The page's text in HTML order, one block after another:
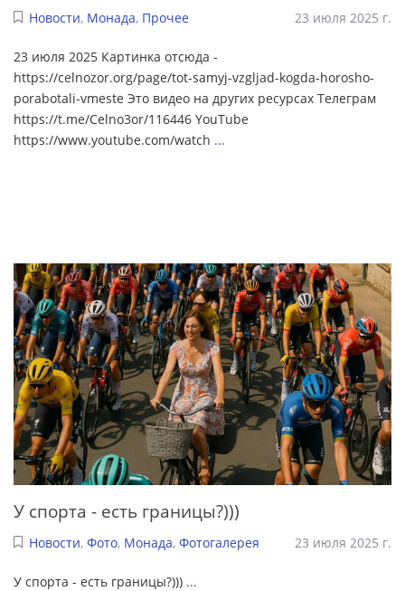
Новости, Монада, Прочее 23 июля 2025 г.
23 июля 2025 Картинка отсюда -
https://celnozor.org/page/tot-samyj-vzgljad-kogda-horosho-
porabotali-vmeste Это видео на других ресурсах Телеграм
https://t.me/Celno3or/116446 YouTube
https://www.youtube.com/watch ...
У спорта - есть границы?)))
Новости, Фото, Монада, Фотогалерея 23 июля 2025 г.
У спорта - есть границы?))) ...